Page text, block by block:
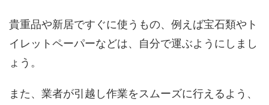
貴重品や新居ですぐに使うもの、例えば宝石類やト
イレットペーパーなどは、自分で運ぶようにしまし
ょう。
また、業者が引越し作業をスムーズに行えるよう、